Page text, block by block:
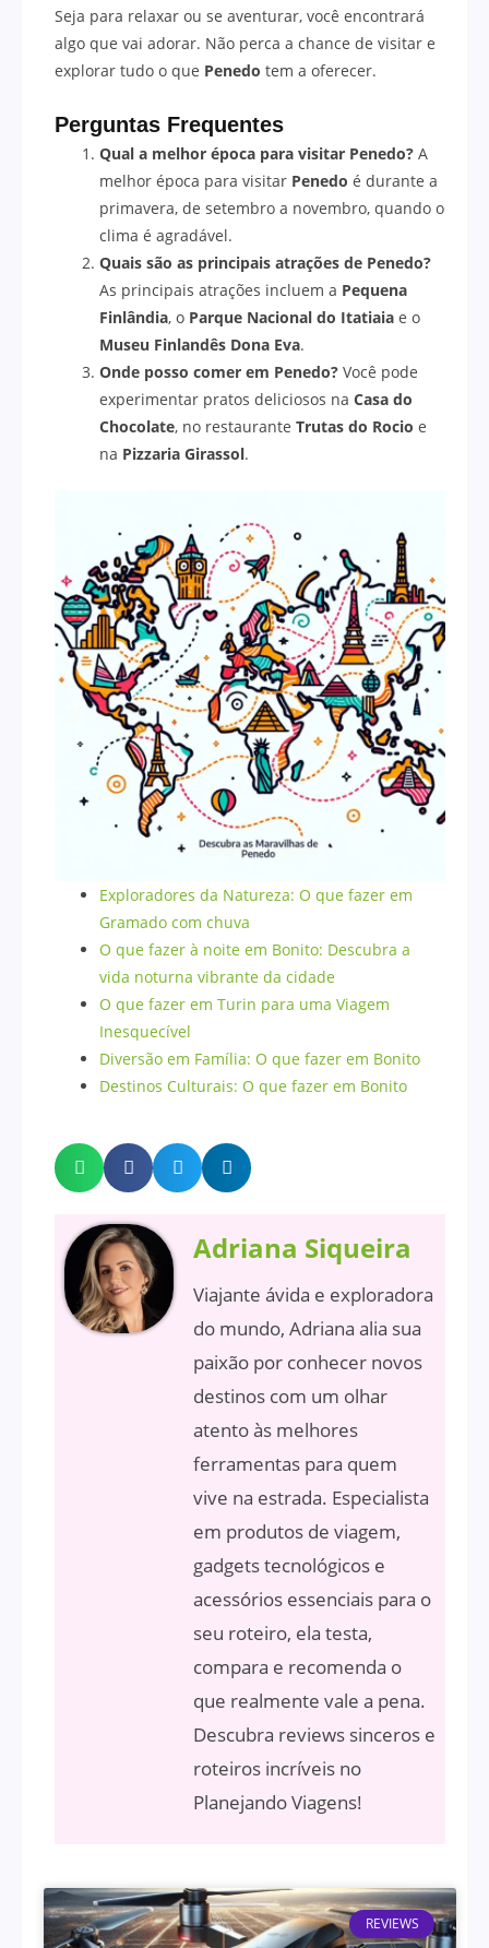
Seja para relaxar ou se aventurar, você encontrará
algo que vai adorar. Não perca a chance de visitar e
explorar tudo o que Penedo tem a oferecer.
Perguntas Frequentes
Qual a melhor época para visitar Penedo? A
melhor época para visitar Penedo é durante a
primavera, de setembro a novembro, quando o
clima é agradável.
Quais são as principais atrações de Penedo?
As principais atrações incluem a Pequena
Finlândia, o Parque Nacional do Itatiaia e o
Museu Finlandês Dona Eva.
Onde posso comer em Penedo? Você pode
experimentar pratos deliciosos naCasa do
Chocolate, no restauranteTrutas do Rocio e
na Pizzaria Girassol.
Exploradores da Natureza: O que fazer em
Gramado com chuva
O que fazer à noite em Bonito: Descubra a
vida noturna vibrante da cidade
O que fazer em Turin para uma Viagem
Inesquecível
Diversão em Família: O que fazer em Bonito
Destinos Culturais: O que fazer em Bonito
Adriana Siqueira
Viajante ávida e exploradora
do mundo, Adriana alia sua
paixão por conhecer novos
destinos com um olhar
atento às melhores
ferramentas para quem
vive na estrada. Especialista
em produtos de viagem,
gadgets tecnológicos e
acessórios essenciais para o
seu roteiro, ela testa,
compara e recomenda o
que realmente vale a pena.
Descubra reviews sinceros e
roteiros incríveis no
Planejando Viagens!
REVIEWS